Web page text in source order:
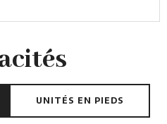
UNITÉS EN PIEDS